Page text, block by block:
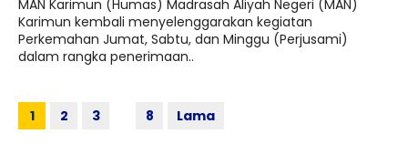
MAN Karimun (Humas) Madrasah Aliyah Negeri (MAN)
Karimun kembali menyelenggarakan kegiatan
Perkemahan Jumat, Sabtu, dan Minggu (Perjusami)
dalam rangka penerimaan..
1 2 3 8 Lama